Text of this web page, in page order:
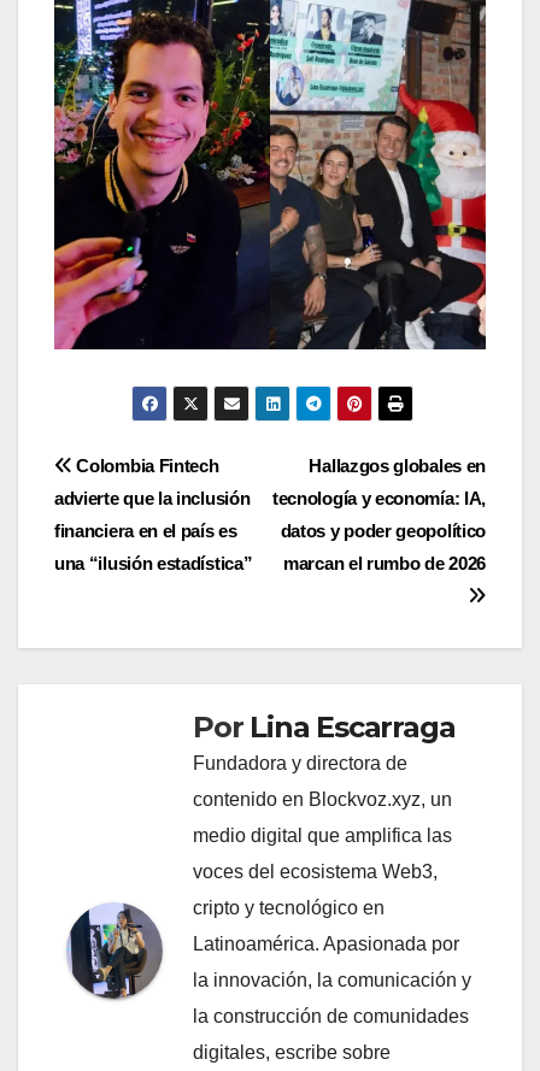
Navegación
de
entradas
Hallazgos globales en
tecnología y economía: IA,
datos y poder geopolítico
marcan el rumbo de 2026
Colombia Fintech
advierte que la inclusión
financiera en el país es
una “ilusión estadística”
Por Lina Escarraga
Fundadora y directora de
contenido en Blockvoz.xyz, un
medio digital que amplifica las
voces del ecosistema Web3,
cripto y tecnológico en
Latinoamérica. Apasionada por
la innovación, la comunicación y
la construcción de comunidades
digitales, escribe sobre